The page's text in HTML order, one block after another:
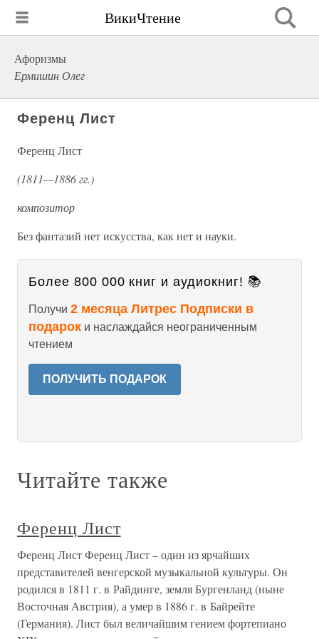
ВикиЧтение
Афоризмы
Ермишин Олег
Ференц Лист
Ференц Лист
(1811—1886 гг.)
композитор
Без фантазий нет искусства, как нет и науки.
Более 800 000 книг и аудиокниг! 📚
Получи 2 месяца Литрес Подписки в
подарок и наслаждайся неограниченным
чтением
ПОЛУЧИТЬ ПОДАРОК
Читайте также
Ференц Лист
Ференц Лист Ференц Лист – один из ярчайших
представителей венгерской музыкальной культуры. Он
родился в 1811 г. в Райдинге, земля Бургенланд (ныне
Восточная Австрия), а умер в 1886 г. в Байрейте
(Германия). Лист был величайшим гением фортепиано